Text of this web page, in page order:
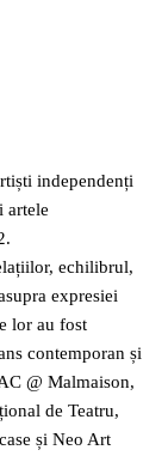
independenți
artele
echilibrul,
expresiei
lor au fost
contemporan și
@ Malmaison,
de Teatru,
și Neo Art